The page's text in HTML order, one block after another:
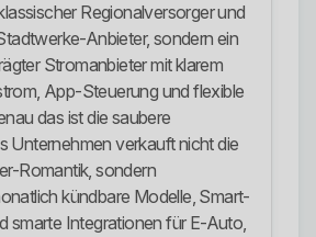
Regionalversorger und
Anbieter, sondern ein
Stromanbieter mit klarem
App-Steuerung und flexible
das ist die saubere
Unternehmen verkauft nicht die
Romantik, sondern
kündbare Modelle, Smart-
smarte Integrationen für E-Auto,